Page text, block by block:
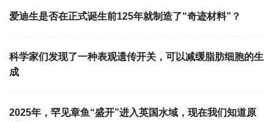
爱迪生是否在正式诞生前125年就制造了“奇迹材料”？
科学家们发现了一种表观遗传开关，可以减缓脂肪细胞的生
成
2025年，罕见章鱼“盛开”进入英国水域，现在我们知道原